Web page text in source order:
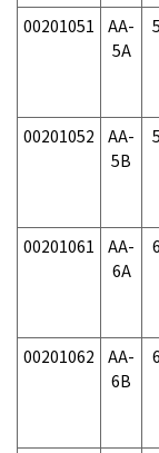
00201051
AA-
5A
00201052
AA-
5B
00201061
AA-
6A
00201062
AA-
6B